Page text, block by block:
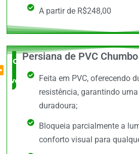
A partir de R$248,00
O Mais
vendido
Persiana de PVC
Feita em PVC, oferecendo
resistência, garantindo
duradoura;
Bloqueia parcialmente a
conforto visual para